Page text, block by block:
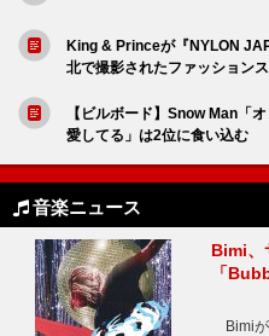
King & Princeが『NYLON
北で撮影されたファッション
【ビルボード】Snow Man「
愛してる」は2位に食い込む
音楽ニュース
Bimi、
「
Bimiが